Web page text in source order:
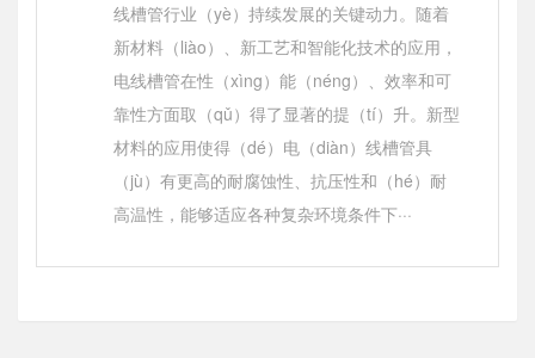
线槽管行业（yè）持续发展的关键动力。随着
新材料（liào）、新工艺和智能化技术的应用，
电线槽管在性（xìng）能（néng）、效率和可
靠性方面取（qǔ）得了显著的提（tí）升。新型
材料的应用使得（dé）电（diàn）线槽管具
（jù）有更高的耐腐蚀性、抗压性和（hé）耐
高温性，能够适应各种复杂环境条件下···